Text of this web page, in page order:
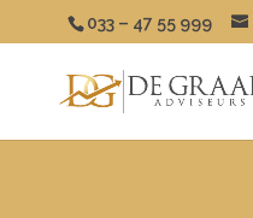
033 – 47 55 999